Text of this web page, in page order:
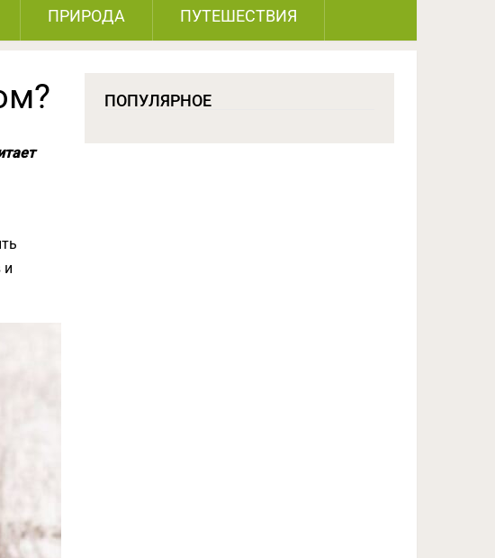
ПРИРОДА ПУТЕШЕСТВИЯ
и
ПОПУЛЯРНОЕ